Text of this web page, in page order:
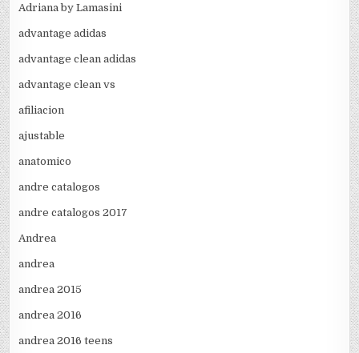
Adriana by Lamasini
advantage adidas
advantage clean adidas
advantage clean vs
afiliacion
ajustable
anatomico
andre catalogos
andre catalogos 2017
Andrea
andrea
andrea 2015
andrea 2016
andrea 2016 teens